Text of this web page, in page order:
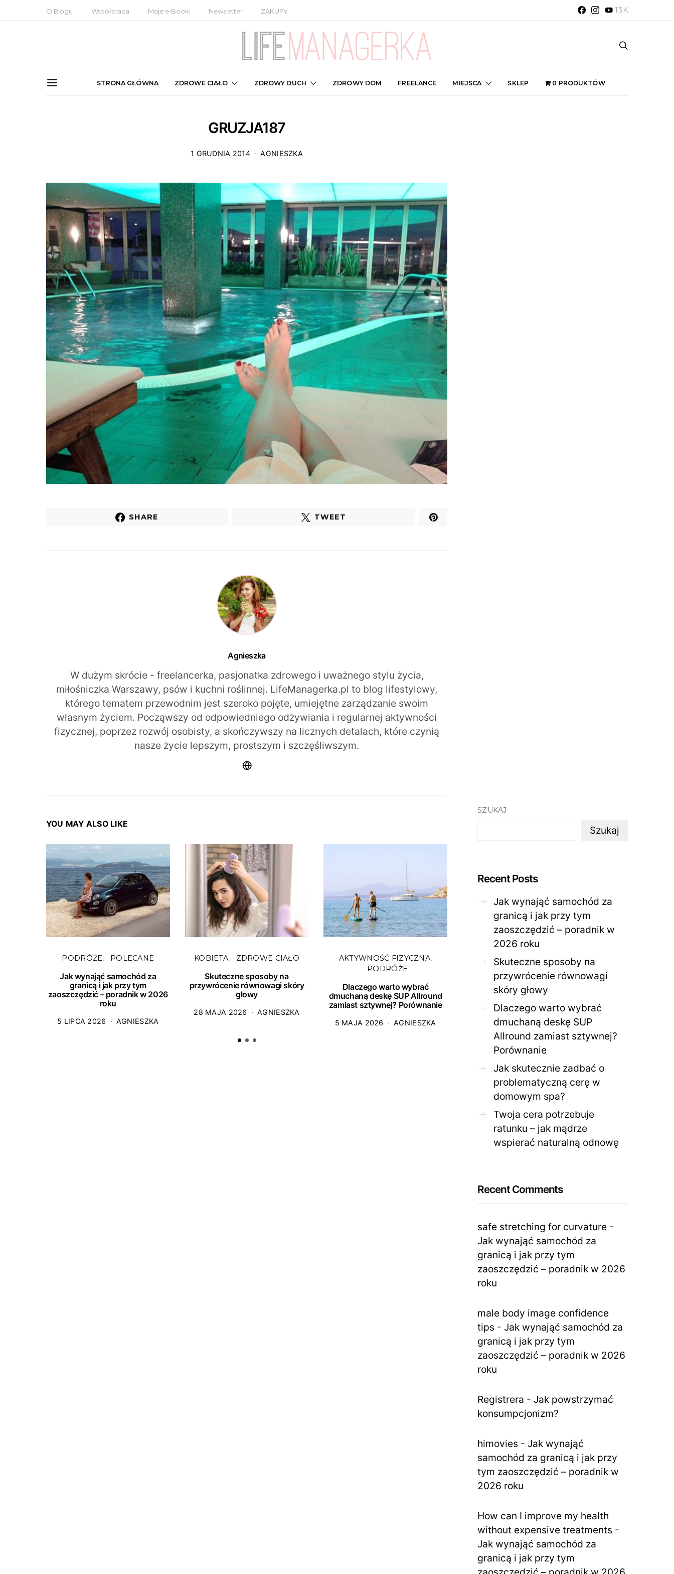
O Blogu Współpraca Moje e-Booki Newsletter ZAKUPY 13K
STRONA GŁÓWNA ZDROWE CIAŁO ZDROWY DUCH ZDROWY DOM FREELANCE MIEJSCA SKLEP 0 PRODUKTÓW
GRUZJA187
1 GRUDNIA 2014 AGNIESZKA
SHARE TWEET
Agnieszka
W dużym skrócie - freelancerka, pasjonatka zdrowego i uważnego stylu życia,
miłośniczka Warszawy, psów i kuchni roślinnej. LifeManagerka.pl to blog lifestylowy,
którego tematem przewodnim jest szeroko pojęte, umiejętne zarządzanie swoim
własnym życiem. Począwszy od odpowiedniego odżywiania i regularnej aktywności
fizycznej, poprzez rozwój osobisty, a skończywszy na licznych detalach, które czynią
nasze życie lepszym, prostszym i szczęśliwszym.
YOU MAY ALSO LIKE
PODRÓŻE POLECANE
Jak wynająć samochód za
granicą i jak przy tym
zaoszczędzić – poradnik w 2026
roku
5 LIPCA 2026 AGNIESZKA
KOBIETA ZDROWE CIAŁO
Skuteczne sposoby na
przywrócenie równowagi skóry
głowy
28 MAJA 2026 AGNIESZKA
AKTYWNOŚĆ FIZYCZNA
PODRÓŻE
Dlaczego warto wybrać
dmuchaną deskę SUP Allround
zamiast sztywnej? Porównanie
5 MAJA 2026 AGNIESZKA
ZDROWE CIAŁO
Jak skutecznie zadbać o
problematyczną cerę w
domowym spa?
28 KWIETNIA 2026 AGNIESZKA
Twoja cera
SZUKAJ
Szukaj
Recent Posts
Jak wynająć samochód za
granicą i jak przy tym
zaoszczędzić – poradnik w
2026 roku
Skuteczne sposoby na
przywrócenie równowagi
skóry głowy
Dlaczego warto wybrać
dmuchaną deskę SUP
Allround zamiast sztywnej?
Porównanie
Jak skutecznie zadbać o
problematyczną cerę w
domowym spa?
Twoja cera potrzebuje
ratunku – jak mądrze
wspierać naturalną odnowę
Recent Comments
safe stretching for curvature -
Jak wynająć samochód za
granicą i jak przy tym
zaoszczędzić – poradnik w 2026
roku
male body image confidence
tips - Jak wynająć samochód za
granicą i jak przy tym
zaoszczędzić – poradnik w 2026
roku
Registrera - Jak powstrzymać
konsumpcjonizm?
himovies - Jak wynająć
samochód za granicą i jak przy
tym zaoszczędzić – poradnik w
2026 roku
How can I improve my health
without expensive treatments -
Jak wynająć samochód za
granicą i jak przy tym